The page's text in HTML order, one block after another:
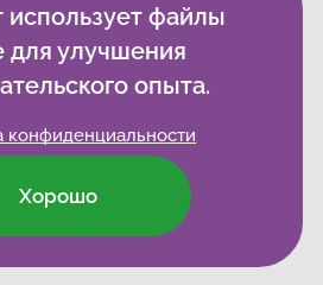
клубы
в Самаре,
использует файлы
для улучшения
опыта.
конфиденциальности
Хорошо